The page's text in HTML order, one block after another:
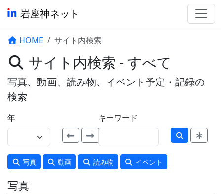
岩座神ネット
HOME サイト内検索
サイト内検索 - すべて
写真、動画、読み物、イベント予定・記録の
検索
年 キーワード
写真 動画 読み物 イベント
写真